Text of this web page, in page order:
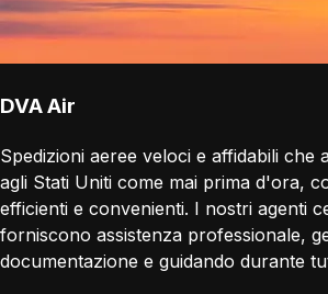
DVA Air
Spedizioni aeree veloci e affidabili che
agli Stati Uniti come mai prima d'ora,
efficienti e convenienti. I nostri agenti
forniscono assistenza professionale,
documentazione e guidando durante